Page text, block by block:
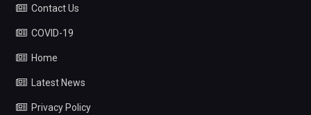
Contact Us
COVID-19
Home
Latest News
Privacy Policy